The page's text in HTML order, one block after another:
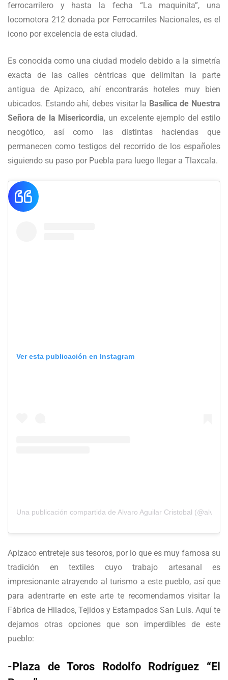
ferrocarrilero y hasta la fecha “La maquinita”, una
locomotora 212 donada por Ferrocarriles Nacionales, es el
icono por excelencia de esta ciudad.
Es conocida como una ciudad modelo debido a la simetría
exacta de las calles céntricas que delimitan la parte
antigua de Apizaco, ahí encontrarás hoteles muy bien
ubicados. Estando ahí, debes visitar la Basílica de Nuestra
Señora de la Misericordia, un excelente ejemplo del estilo
neogótico, así como las distintas haciendas que
permanecen como testigos del recorrido de los españoles
siguiendo su paso por Puebla para luego llegar a Tlaxcala.
Ver esta publicación en Instagram
Una publicación compartida de Alvaro Aguilar Cristobal
Apizaco entreteje sus tesoros, por lo que es muy famosa su
tradición en textiles cuyo trabajo artesanal es
impresionante atrayendo al turismo a este pueblo, así que
para adentrarte en este arte te recomendamos visitar la
Fábrica de Hilados, Tejidos y Estampados San Luis. Aquí te
dejamos otras opciones que son imperdibles de este
pueblo:
-Plaza de Toros Rodolfo Rodríguez “El